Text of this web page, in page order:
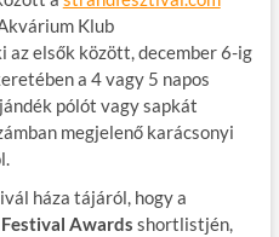
Klub
az elsők között, december 6-ig
a 4 vagy 5 napos
pólót vagy sapkát
megjelenő karácsonyi
háza tájáról, hogy a
Awards shortlistjén,